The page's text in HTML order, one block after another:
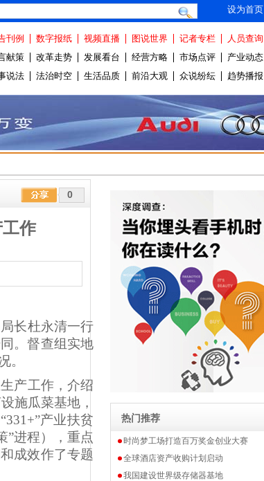
设为首页
刊例 数字报纸 视频直播 图说世界 记者专栏 人员查询
献策 改革走势 发展看台 经营方略 市场点评 产业动态
说法 法治时空 生活品质 前沿大观 众说纷纭 趋势播报
0
作
长杜永清一行
。督查组实地
。
产工作，介绍
施瓜菜基地，
产业扶贫
进程）
，重点
成效作了专题
热门推荐
时尚梦工场打造百万奖金创业大赛
全球酒店资产收购计划启动
我国建设世界级存储器基地